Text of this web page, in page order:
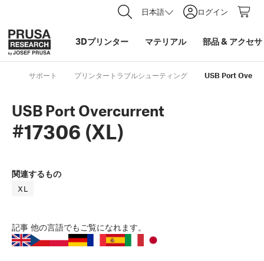
日本語 ログイン
3Dプリンター マテリアル 部品& アクセ
サポート プリンタートラブルシューティング USB Port
USB Port Overcurrent
#17306 (XL)
関連するもの
XL
記事 他の言語でもご覧になれます。